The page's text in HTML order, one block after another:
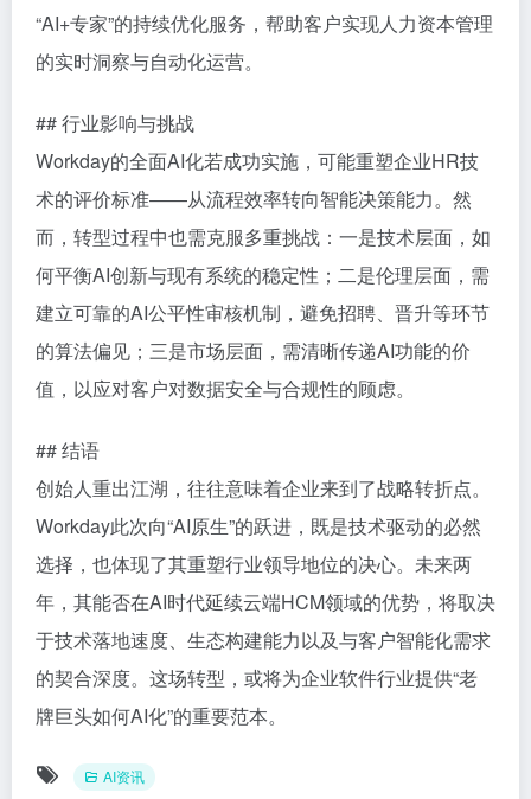
“AI+专家”的持续优化服务，帮助客户实现人力资本管理
的实时洞察与自动化运营。
## 行业影响与挑战
Workday的全面AI化若成功实施，可能重塑企业HR技
术的评价标准——从流程效率转向智能决策能力。然
而，转型过程中也需克服多重挑战：一是技术层面，如
何平衡AI创新与现有系统的稳定性；二是伦理层面，需
建立可靠的AI公平性审核机制，避免招聘、晋升等环节
的算法偏见；三是市场层面，需清晰传递AI功能的价
值，以应对客户对数据安全与合规性的顾虑。
## 结语
创始人重出江湖，往往意味着企业来到了战略转折点。
Workday此次向“AI原生”的跃进，既是技术驱动的必然
选择，也体现了其重塑行业领导地位的决心。未来两
年，其能否在AI时代延续云端HCM领域的优势，将取决
于技术落地速度、生态构建能力以及与客户智能化需求
的契合深度。这场转型，或将为企业软件行业提供“老
牌巨头如何AI化”的重要范本。
AI资讯